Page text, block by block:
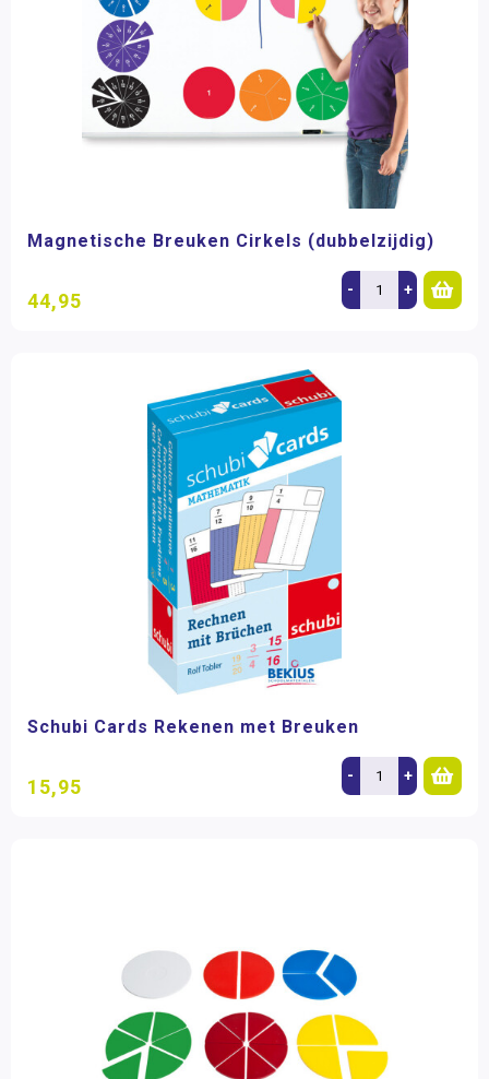
Magnetische Breuken Cirkels (dubbelzijdig)
44,95 - +
Schubi Cards Rekenen met Breuken
15,95 - +